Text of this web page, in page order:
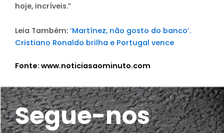
hoje, incríveis.”
Leia Também: ‘Martínez, não gosto do banco’.
Cristiano Ronaldo brilha e Portugal vence
Fonte: www.noticiasaominuto.com
Segue-nos